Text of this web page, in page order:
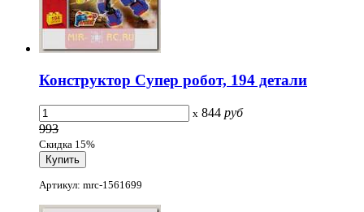
Конструктор Супер робот, 194 детали
x 844 руб
993
Скидка 15%
Артикул: mrc-1561699